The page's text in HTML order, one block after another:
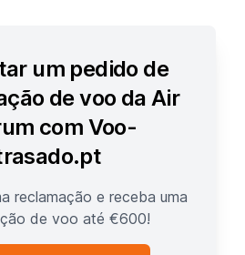
um pedido de
de voo da Air
com Voo-
reclamação e receba uma
de voo até €600!